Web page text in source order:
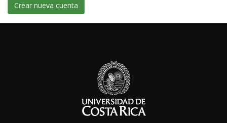
Crear nueva cuenta